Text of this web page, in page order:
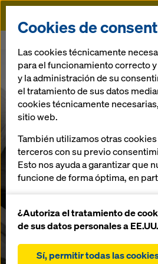
Doka
Hormigón
hormigón
forma
Cookies de
Las cookies técnicamente
para el funcionamiento correcto
y la administración de su
el tratamiento de sus datos
cookies técnicamente
sitio web.
También utilizamos otras
terceros con su previo
Esto nos ayuda a garantizar que
funcione de forma óptima, en
nuestro sitio web (cookies
estadísticas)
utilizar la tienda online de
¿Autoriza el tratamiento de
de sus datos personales a
Sí, permitir todas las